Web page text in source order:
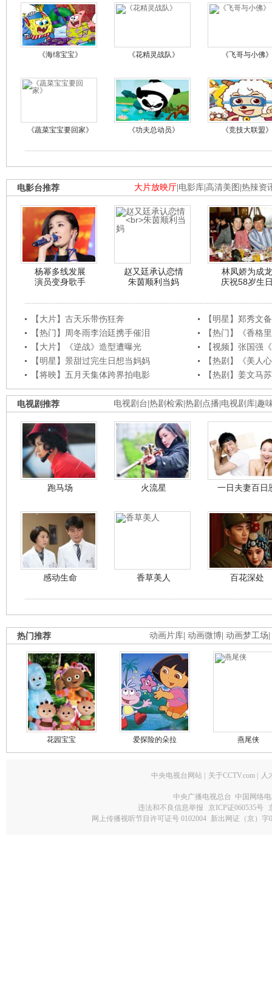
《海绵宝宝》 《花精灵战队》 《飞哥与小佛》
《蔬菜宝宝要回家》 《功夫总动员》 《竞技大联盟》
大片放映厅 电影库 高清美图 热辣资
电影台推荐
杨幂多线发展
演员变身歌手
赵又廷承认恋情
朱茵顺利当妈
林凤娇为成龙
庆祝58岁生
【大片】古天乐带伤狂奔
【明星】郑秀文
【热门】周冬雨李治廷携手催泪
【热门】《香格
【大片】《逆战》造型遭曝光
【视频】张国强
【明星】景甜过完生日想当妈妈
【热剧】《美人
【将映】五月天集体跨界拍电影
【热剧】姜文马
电视剧台 热剧检索 热剧点播 电视剧库 趣
电视剧推荐
跑马场 火流星 一日夫妻百日
感动生命 香草美人 百花深处
动画片库 动画微博 动画梦工场
热门推荐
花园宝宝 爱探险的朵拉 燕尾侠
中央电视台网站 关于CCTV.com 人
中央广播电视总台 中国网络
违法和不良信息举报
京ICP证060535号
网上传播视听节目许可证号 0102004 新出网证（京）